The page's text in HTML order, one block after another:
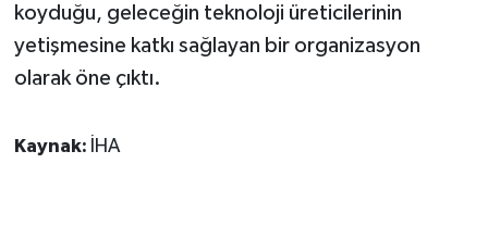
koyduğu, geleceğin teknoloji üreticilerinin
yetişmesine katkı sağlayan bir organizasyon
olarak öne çıktı.
Kaynak: İHA